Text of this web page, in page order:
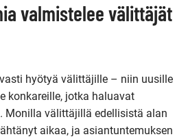
valmistelee välittäjät
hyötyä välittäjille – niin uusille
konkareille, jotka haluavat
Monilla välittäjillä edellisistä alan
aikaa, ja asiantuntemuksen